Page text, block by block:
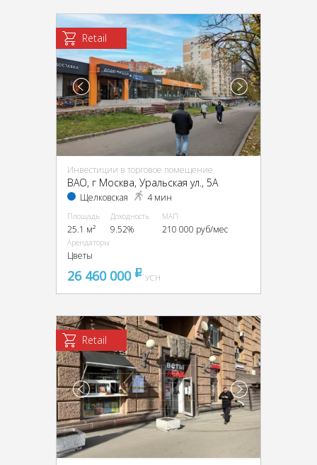
Retail
Инвестиции в торговое помещение
ВАО, г Москва, Уральская ул., 5А
Щелковская 4 мин
Площадь
25.1 м²
Доходность
9.52%
МАП
210 000 руб/мес
Арендаторы
Цветы
26 460 000 pуб
УСН
Retail